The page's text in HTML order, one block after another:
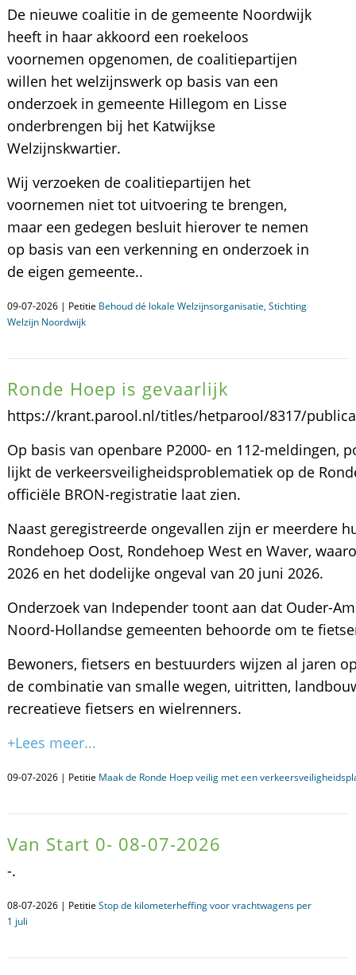
De nieuwe coalitie in de gemeente Noordwijk
heeft in haar akkoord een roekeloos
voornemen opgenomen, de coalitiepartijen
willen het welzijnswerk op basis van een
onderzoek in gemeente Hillegom en Lisse
onderbrengen bij het Katwijkse
Welzijnskwartier.
Wij verzoeken de coalitiepartijen het
voornemen niet tot uitvoering te brengen,
maar een gedegen besluit hierover te nemen
op basis van een verkenning en onderzoek in
de eigen gemeente..
09-07-2026 | Petitie Behoud dé lokale Welzijnsorganisatie, Stichting
Welzijn Noordwijk
Ronde Hoep is gevaarlijk
https://krant.parool.nl/titles/hetparool/8317/
Op basis van openbare P2000- en 112-meldingen,
lijkt de verkeersveiligheidsproblematiek op de
officiële BRON-registratie laat zien.
Naast geregistreerde ongevallen zijn er meerdere
Rondehoep Oost, Rondehoep West en Waver,
2026 en het dodelijke ongeval van 20 juni 2026.
Onderzoek van Independer toont aan dat Ouder-
Noord-Hollandse gemeenten behoorde om te
Bewoners, fietsers en bestuurders wijzen al jaren
de combinatie van smalle wegen, uitritten,
recreatieve fietsers en wielrenners.
+Lees meer...
09-07-2026 | Petitie Maak de Ronde Hoep veilig met een
Van Start 0- 08-07-2026
-.
08-07-2026 | Petitie Stop de kilometerheffing voor vrachtwagens per
1 juli